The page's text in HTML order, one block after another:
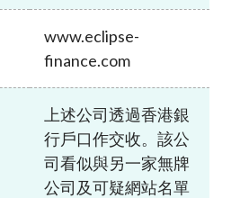
www.eclipse-
finance.com
上述公司透過香港銀
行戶口作交收。該公
司看似與另一家無牌
公司及可疑網站名單